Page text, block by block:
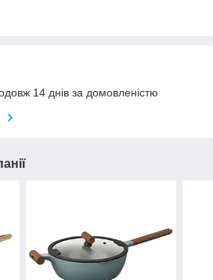
14 днів за домовленістю